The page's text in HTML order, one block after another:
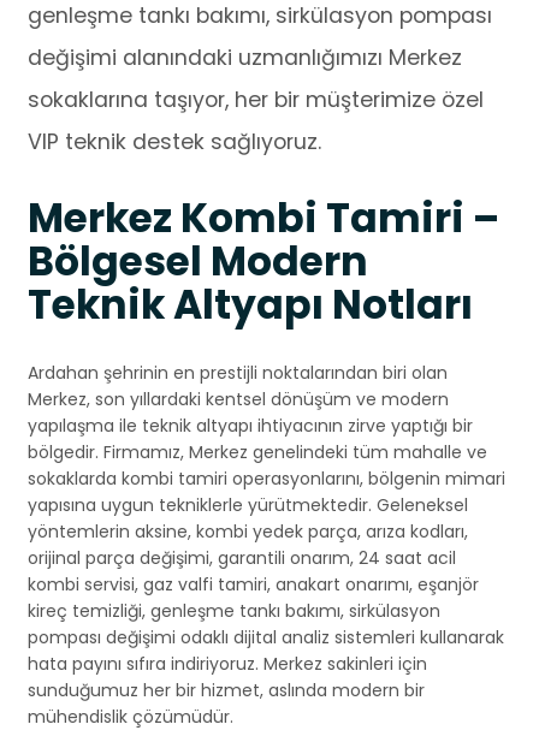
genleşme tankı bakımı, sirkülasyon pompası
değişimi alanındaki uzmanlığımızı Merkez
sokaklarına taşıyor, her bir müşterimize özel
VIP teknik destek sağlıyoruz.
Merkez Kombi Tamiri –
Bölgesel Modern
Teknik Altyapı Notları
Ardahan şehrinin en prestijli noktalarından biri olan
Merkez, son yıllardaki kentsel dönüşüm ve modern
yapılaşma ile teknik altyapı ihtiyacının zirve yaptığı bir
bölgedir. Firmamız, Merkez genelindeki tüm mahalle ve
sokaklarda kombi tamiri operasyonlarını, bölgenin mimari
yapısına uygun tekniklerle yürütmektedir. Geleneksel
yöntemlerin aksine, kombi yedek parça, arıza kodları,
orijinal parça değişimi, garantili onarım, 24 saat acil
kombi servisi, gaz valfi tamiri, anakart onarımı, eşanjör
kireç temizliği, genleşme tankı bakımı, sirkülasyon
pompası değişimi odaklı dijital analiz sistemleri kullanarak
hata payını sıfıra indiriyoruz. Merkez sakinleri için
sunduğumuz her bir hizmet, aslında modern bir
mühendislik çözümüdür.